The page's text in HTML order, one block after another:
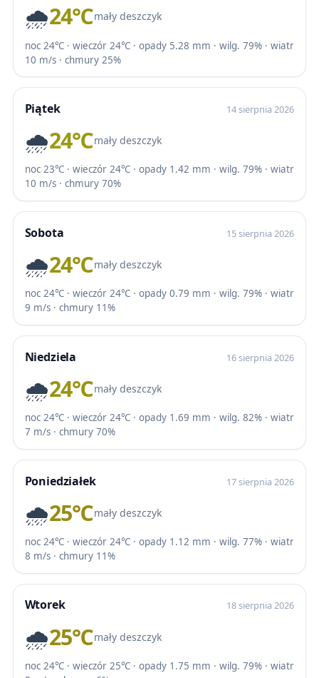
🌧️24℃mały deszczyk
noc 24℃ · wieczór 24℃ · opady 5.28 mm · wilg. 79% · wiatr
10 m/s · chmury 25%
Piątek 14 sierpnia 2026
🌧️24℃mały deszczyk
noc 23℃ · wieczór 24℃ · opady 1.42 mm · wilg. 79% · wiatr
10 m/s · chmury 70%
Sobota 15 sierpnia 2026
🌧️24℃mały deszczyk
noc 24℃ · wieczór 24℃ · opady 0.79 mm · wilg. 79% · wiatr
9 m/s · chmury 11%
Niedziela 16 sierpnia 2026
🌧️24℃mały deszczyk
noc 24℃ · wieczór 24℃ · opady 1.69 mm · wilg. 82% · wiatr
7 m/s · chmury 70%
Poniedziałek 17 sierpnia 2026
🌧️25℃mały deszczyk
noc 24℃ · wieczór 24℃ · opady 1.12 mm · wilg. 77% · wiatr
8 m/s · chmury 11%
Wtorek 18 sierpnia 2026
🌧️25℃mały deszczyk
noc 24℃ · wieczór 25℃ · opady 1.75 mm · wilg. 79% · wiatr